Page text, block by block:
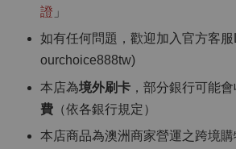
證 」
如有任何問題，歡迎加入官方客服
ourchoice888tw)
本店為境外刷卡 ，部分銀行可能會
費 （依各銀行規定）
本店商品為澳洲商家營運之跨境